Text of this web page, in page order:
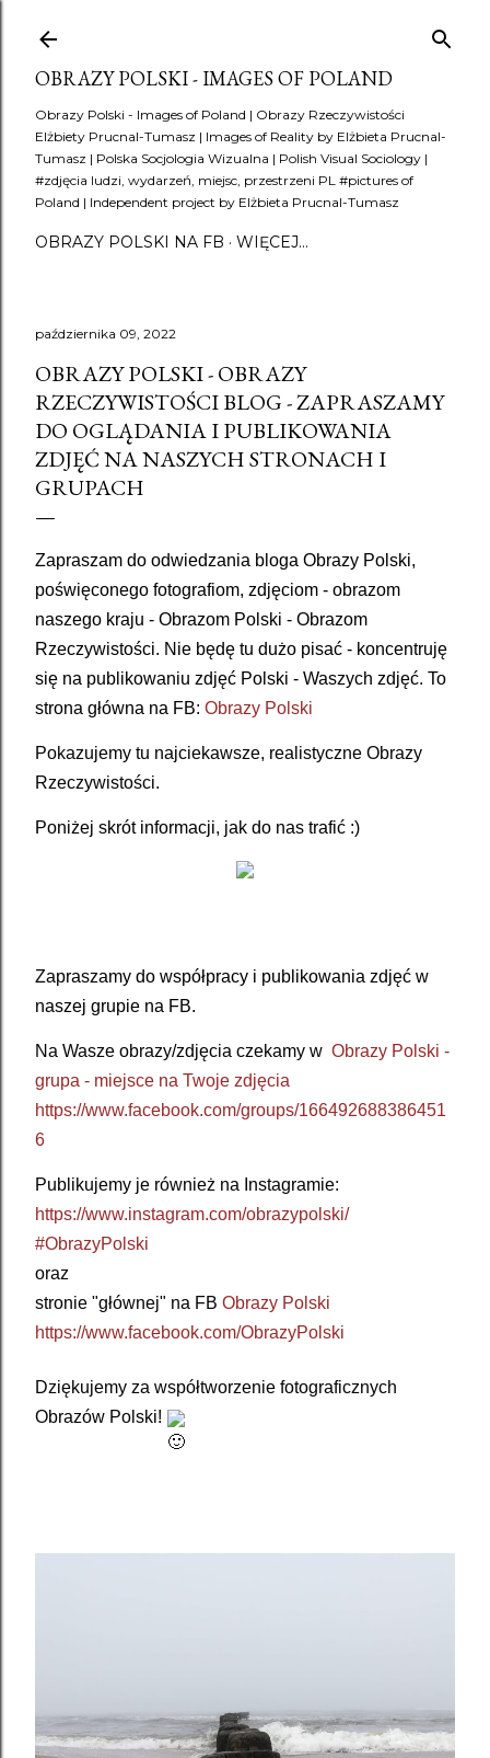
OBRAZY POLSKI - IMAGES OF POLAND
Obrazy Polski - Images of Poland | Obrazy Rzeczywistości
Elżbiety Prucnal-Tumasz | Images of Reality by Elżbieta Prucnal-
Tumasz | Polska Socjologia Wizualna | Polish Visual Sociology |
#zdjęcia ludzi, wydarzeń, miejsc, przestrzeni PL #pictures of
Poland | Independent project by Elżbieta Prucnal-Tumasz
OBRAZY POLSKI NA FB WIĘCEJ…
października 09, 2022
OBRAZY POLSKI - OBRAZY
RZECZYWISTOŚCI BLOG - ZAPRASZAMY
DO OGLĄDANIA I PUBLIKOWANIA
ZDJĘĆ NA NASZYCH STRONACH I
GRUPACH
Zapraszam do odwiedzania bloga Obrazy Polski,
poświęconego fotografiom, zdjęciom - obrazom
naszego kraju - Obrazom Polski - Obrazom
Rzeczywistości. Nie będę tu dużo pisać - koncentruję
się na publikowaniu zdjęć Polski - Waszych zdjęć. To
strona główna na FB: Obrazy Polski
Pokazujemy tu najciekawsze, realistyczne Obrazy
Rzeczywistości.
Poniżej skrót informacji, jak do nas trafić :)
Zapraszamy do współpracy i publikowania zdjęć w
naszej grupie na FB.
Na Wasze obrazy/zdjęcia czekamy w Obrazy Polski -
grupa - miejsce na Twoje zdjęcia
https://www.facebook.com/groups/166492688386451
6
https://www.instagram.com/obrazypolski/
#ObrazyPolski
oraz
stronie "głównej" na FB Obrazy Polski
https://www.facebook.com/ObrazyPolski
Dziękujemy za współtworzenie fotograficznych
Obrazów Polski!